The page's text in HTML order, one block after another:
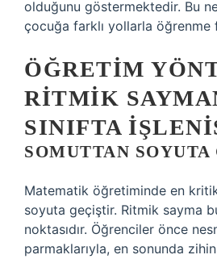
olduğunu göstermektedir. Bu
çocuğa farklı yollarla öğrenme
ÖĞRETIM
RITMIK
SINIFTA
SOMUTTAN SOYUTA
Matematik öğretiminde en
soyuta geçiştir. Ritmik sayma
noktasıdır. Öğrenciler önce
parmaklarıyla, en sonunda